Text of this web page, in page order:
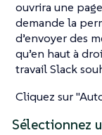
ouvrira une
demande la
d’envoyer des
qu’en haut à
travail Slack
Cliquez sur
Sélectionnez